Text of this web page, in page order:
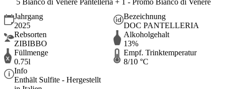
5 Bianco di Venere Pantelleria + 1 - Promo Bianco di Venere
Jahrgang
2025
Bezeichnung
DOC PANTELLERIA
Rebsorten
ZIBIBBO
Alkoholgehalt
13%
Füllmenge
0.75l
Empf. Trinktemperatur
8/10 °C
Info
Enthält Sulfite - Hergestellt